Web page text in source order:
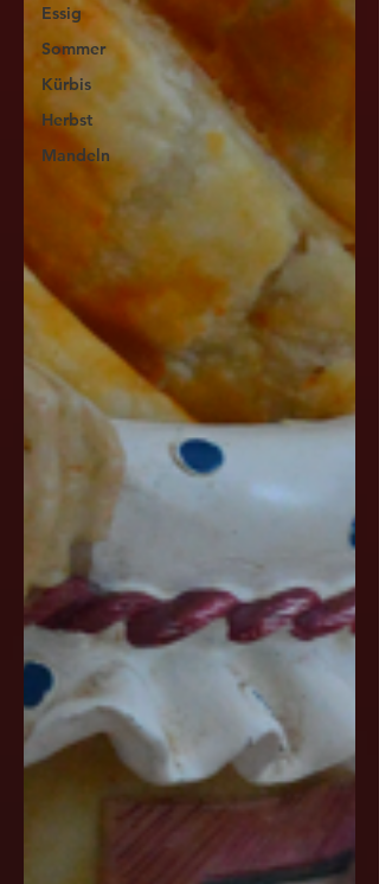
Essig
Sommer
Kürbis
Herbst
Mandeln